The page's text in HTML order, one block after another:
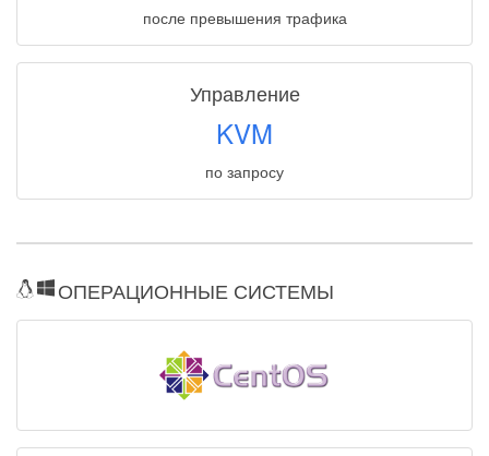
после превышения трафика
Управление
KVM
по запросу
ОПЕРАЦИОННЫЕ СИСТЕМЫ